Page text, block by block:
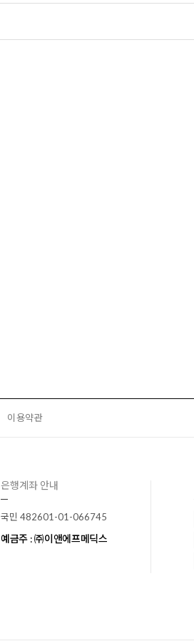
이용약관
은행계좌 안내
국민 482601-01-066745
예금주 : ㈜이앤에프메딕스